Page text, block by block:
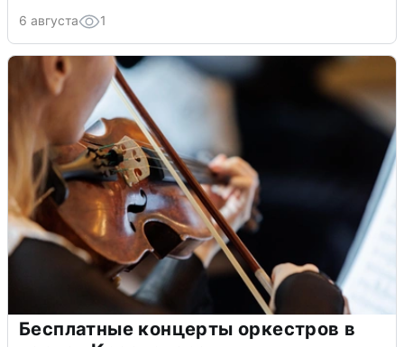
6 августа 1
Бесплатные концерты оркестров в